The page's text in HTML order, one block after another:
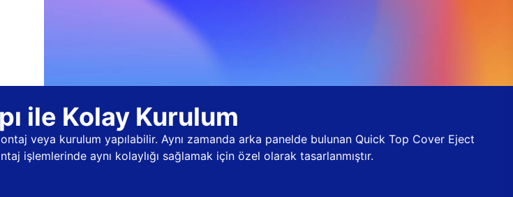
ile Kolay Kurulum
veya kurulum yapılabilir. Aynı zamanda arka panelde bulunan Quick Top Cover Eject
işlemlerinde aynı kolaylığı sağlamak için özel olarak tasarlanmıştır.